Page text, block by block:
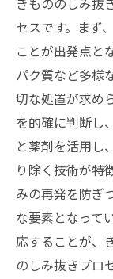
セスです。まず
ことが出発点と
パク質など多様
切な処置が求め
を的確に判断し
と薬剤を活用し
り除く技術が特
みの再発を防ぎ
な要素となって
応することが、
のしみ抜きプロ